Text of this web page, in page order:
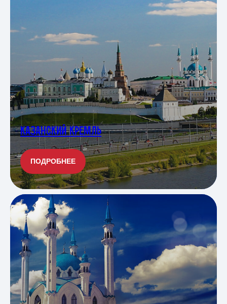
КАЗАНСКИЙ КРЕМЛЬ
ПОДРОБНЕЕ